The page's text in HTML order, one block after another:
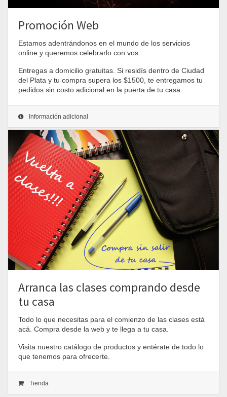
Promoción Web
Estamos adentrándonos en el mundo de los servicios
online y queremos celebrarlo con vos.
Entregas a domicilio gratuitas. Si residís dentro de Ciudad
del Plata y tu compra supera los $1500, te entregamos tu
pedidos sin costo adicional en la puerta de tu casa.
Información adicional
Arranca las clases comprando desde
tu casa
Todo lo que necesitas para el comienzo de las clases está
acá. Compra desde la web y te llega a tu casa.
Visita nuestro catálogo de productos y entérate de todo lo
que tenemos para ofrecerte.
Tienda